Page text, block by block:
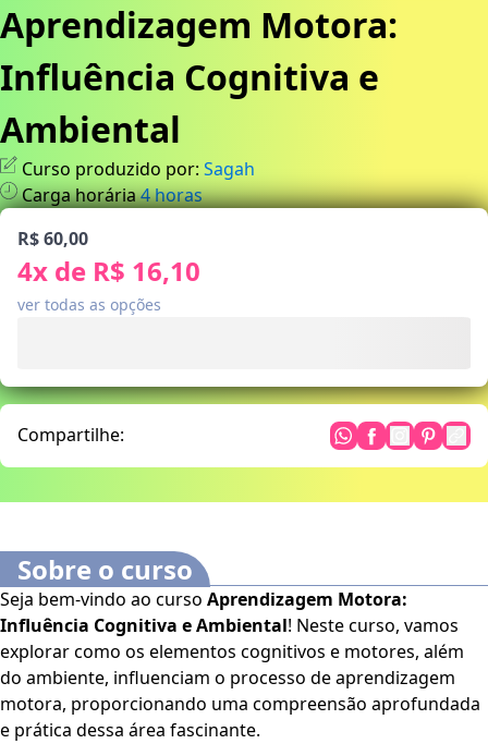
Aprendizagem Motora:
Influência Cognitiva e
Ambiental
Curso produzido por: Sagah
Carga horária4horas
R$ 60,00
4x de R$ 16,10
ver todas as opções
Compartilhe:
Sobre o curso
Seja bem-vindo ao curso Aprendizagem Motora:
Influência Cognitiva e Ambiental! Neste curso, vamos
explorar como os elementos cognitivos e motores, além
do ambiente, influenciam o processo de aprendizagem
motora, proporcionando uma compreensão aprofundada
e prática dessa área fascinante.